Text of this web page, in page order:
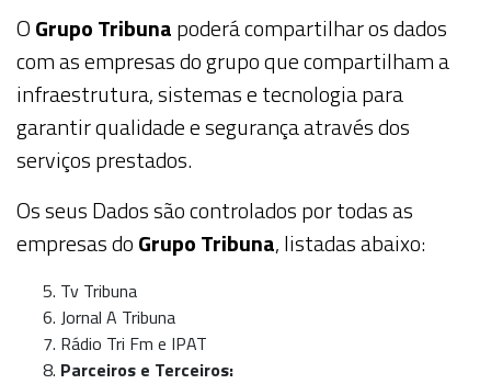
OGrupo Tribunapoderá compartilhar os dados
com as empresas do grupo que compartilham a
infraestrutura, sistemas e tecnologia para
garantir qualidade e segurança através dos
serviços prestados.
Os seus Dados são controlados por todas as
empresas doGrupo Tribuna, listadas abaixo:
Tv Tribuna
Jornal A Tribuna
Rádio Tri Fm e IPAT
Parceiros e Terceiros: